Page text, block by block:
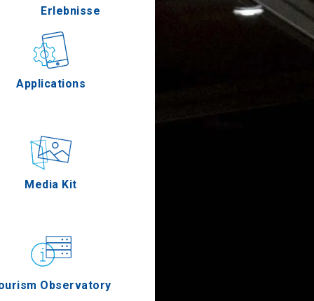
Gastronomie
Ereignisse
Applications
Media Kit
Observatory
Erlebnisse